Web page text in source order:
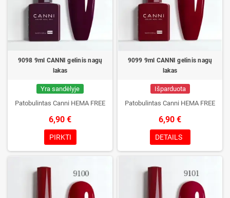
9098 9ml CANNI gelinis nagų
lakas
Yra sandėlyje
Patobulintas Canni HEMA FREE
6,90 €
PIRKTI
9099 9ml CANNI gelinis nagų
lakas
Išparduota
Patobulintas Canni HEMA FREE
6,90 €
DETAILS